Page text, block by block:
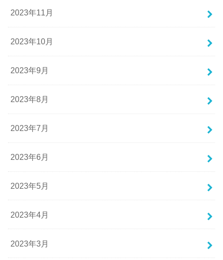
2023年11月
2023年10月
2023年9月
2023年8月
2023年7月
2023年6月
2023年5月
2023年4月
2023年3月